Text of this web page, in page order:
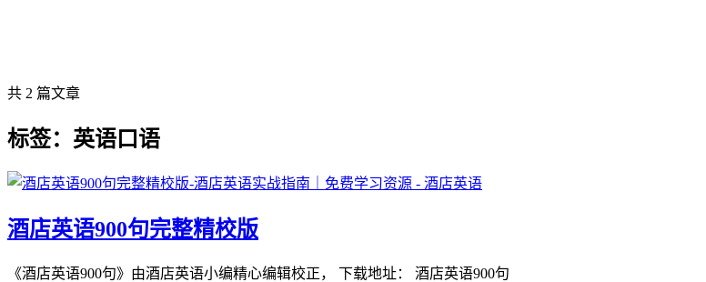
共 2 篇文章
标签：英语口语
酒店英语900句完整精校版
《酒店英语900句》由酒店英语小编精心编辑校正， 下载地址： 酒店英语900句